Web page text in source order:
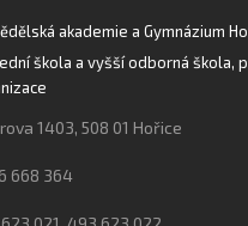
akademie a Gymnázium
škola a vyšší odborná škola,
1403, 508 01 Hořice
668 364